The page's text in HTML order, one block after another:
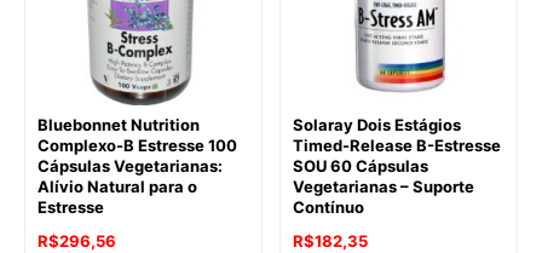
Bluebonnet Nutrition
Complexo-B Estresse 100
Cápsulas Vegetarianas:
Alívio Natural para o
Estresse
R$296,56
Solaray Dois Estágios
Timed-Release B-Estresse
SOU 60 Cápsulas
Vegetarianas – Suporte
Contínuo
R$182,35